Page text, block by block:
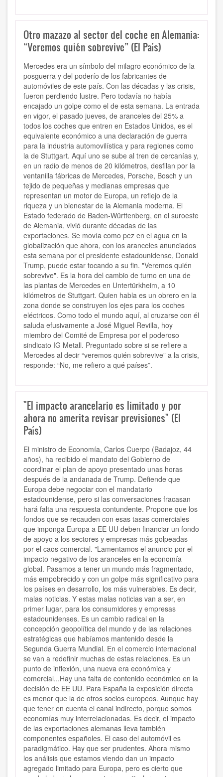
Otro mazazo al sector del coche en Alemania:
“Veremos quién sobrevive” (El País)
Mercedes era un símbolo del milagro económico de la
posguerra y del poderío de los fabricantes de
automóviles de este país. Con las décadas y las crisis,
fueron perdiendo lustre. Pero todavía no había
encajado un golpe como el de esta semana. La entrada
en vigor, el pasado jueves, de aranceles del 25% a
todos los coches que entren en Estados Unidos, es el
equivalente económico a una declaración de guerra
para la industria automovilística y para regiones como
la de Stuttgart. Aquí uno se sube al tren de cercanías y,
en un radio de menos de 20 kilómetros, desfilan por la
ventanilla fábricas de Mercedes, Porsche, Bosch y un
tejido de pequeñas y medianas empresas que
representan un motor de Europa, un reflejo de la
riqueza y un bienestar de la Alemania moderna. El
Estado federado de Baden-Württenberg, en el suroeste
de Alemania, vivió durante décadas de las
exportaciones. Se movía como pez en el agua en la
globalización que ahora, con los aranceles anunciados
esta semana por el presidente estadounidense, Donald
Trump, puede estar tocando a su fin. "Veremos quién
sobrevive". Es la hora del cambio de turno en una de
las plantas de Mercedes en Untertürkheim, a 10
kilómetros de Stuttgart. Quien habla es un obrero en la
zona donde se construyen los ejes para los coches
eléctricos. Como todo el mundo aquí, al cruzarse con él
saluda efusivamente a José Miguel Revilla, hoy
miembro del Comité de Empresa por el poderoso
sindicato IG Metall. Preguntado sobre si se refiere a
Mercedes al decir “veremos quién sobrevive” a la crisis,
responde: “No, me refiero a qué países”.
"El impacto arancelario es limitado y por
ahora no amerita revisar previsiones" (El
País)
El ministro de Economía, Carlos Cuerpo (Badajoz, 44
años), ha recibido el mandato del Gobierno de
coordinar el plan de apoyo presentado unas horas
después de la andanada de Trump. Defiende que
Europa debe negociar con el mandatario
estadounidense, pero si las conversaciones fracasan
hará falta una respuesta contundente. Propone que los
fondos que se recauden con esas tasas comerciales
que imponga Europa a EE UU deben financiar un fondo
de apoyo a los sectores y empresas más golpeadas
por el caos comercial. "Lamentamos el anuncio por el
impacto negativo de los aranceles en la economía
global. Pasamos a tener un mundo más fragmentado,
más empobrecido y con un golpe más significativo para
los países en desarrollo, los más vulnerables. Es decir,
malas noticias. Y estas malas noticias van a ser, en
primer lugar, para los consumidores y empresas
estadounidenses. Es un cambio radical en la
concepción geopolítica del mundo y de las relaciones
estratégicas que habíamos mantenido desde la
Segunda Guerra Mundial. En el comercio internacional
se van a redefinir muchas de estas relaciones. Es un
punto de inflexión, una nueva era económica y
comercial...Hay una falta de contenido económico en la
decisión de EE UU. Para España la exposición directa
es menor que la de otros socios europeos. Aunque hay
que tener en cuenta el canal indirecto, porque somos
economías muy interrelacionadas. Es decir, el impacto
de las exportaciones alemanas lleva también
componentes españoles. El caso del automóvil es
paradigmático. Hay que ser prudentes. Ahora mismo
los análisis que estamos viendo dan un impacto
agregado limitado para Europa, pero es cierto que